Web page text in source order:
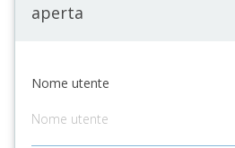
aperta
Nome utente